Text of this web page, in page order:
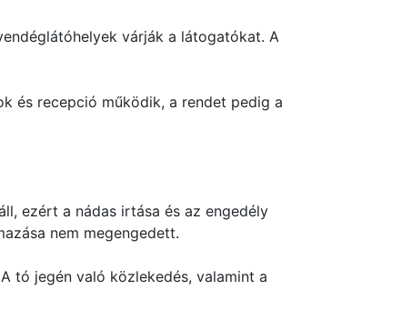
várják a látogatókat. A
és recepció működik, a rendet pedig a
ezért a nádas irtása és az engedély
nem megengedett.
tó jegén való közlekedés, valamint a